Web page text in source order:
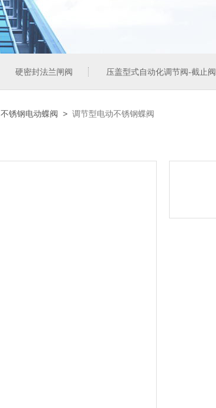
硬密封法兰闸阀 压盖型式自动化调节阀-截止阀
不锈钢电动蝶阀 > 调节型电动不锈钢蝶阀